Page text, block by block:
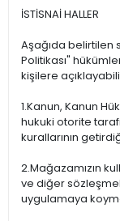
İSTİSNAİ HALLER
Aşağıda belirtilen
Politikası"
kişilere
1.Kanun, Kanun
hukuki otorite
kurallarının
2.Mağazamızın
ve diğer
uygulamaya